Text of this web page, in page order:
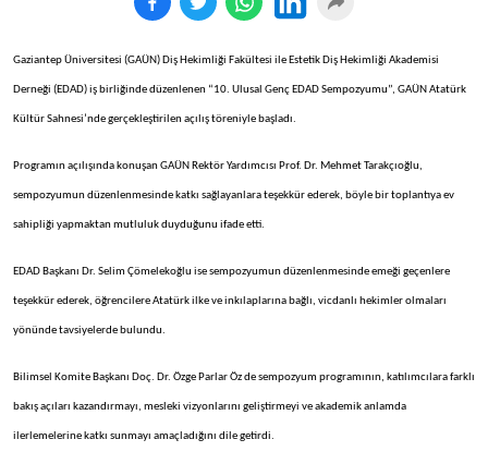
Gaziantep Üniversitesi (GAÜN) Diş Hekimliği Fakültesi ile Estetik Diş Hekimliği Akademisi
Derneği (EDAD) iş birliğinde düzenlenen “10. Ulusal Genç EDAD Sempozyumu”, GAÜN Atatürk
Kültür Sahnesi’nde gerçekleştirilen açılış töreniyle başladı.
Programın açılışında konuşan GAÜN Rektör Yardımcısı Prof. Dr. Mehmet Tarakçıoğlu,
sempozyumun düzenlenmesinde katkı sağlayanlara teşekkür ederek, böyle bir toplantıya ev
sahipliği yapmaktan mutluluk duyduğunu ifade etti.
EDAD Başkanı Dr. Selim Çömelekoğlu ise sempozyumun düzenlenmesinde emeği geçenlere
teşekkür ederek, öğrencilere Atatürk ilke ve inkılaplarına bağlı, vicdanlı hekimler olmaları
yönünde tavsiyelerde bulundu.
Bilimsel Komite Başkanı Doç. Dr. Özge Parlar Öz de sempozyum programının, katılımcılara farklı
bakış açıları kazandırmayı, mesleki vizyonlarını geliştirmeyi ve akademik anlamda
ilerlemelerine katkı sunmayı amaçladığını dile getirdi.